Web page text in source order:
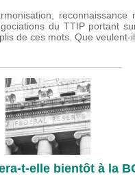
reconnaissance
du TTIP portant
de ces mots. Que veulent-
t-elle bientôt à la